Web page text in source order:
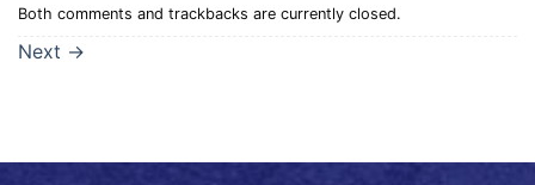
Both comments and trackbacks are currently closed.
Next →